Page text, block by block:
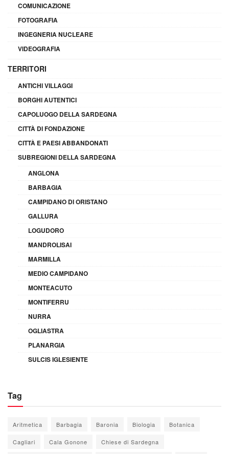
COMUNICAZIONE
FOTOGRAFIA
INGEGNERIA NUCLEARE
VIDEOGRAFIA
TERRITORI
ANTICHI VILLAGGI
BORGHI AUTENTICI
CAPOLUOGO DELLA SARDEGNA
CITTÀ DI FONDAZIONE
CITTÀ E PAESI ABBANDONATI
SUBREGIONI DELLA SARDEGNA
ANGLONA
BARBAGIA
CAMPIDANO DI ORISTANO
GALLURA
LOGUDORO
MANDROLISAI
MARMILLA
MEDIO CAMPIDANO
MONTEACUTO
MONTIFERRU
NURRA
OGLIASTRA
PLANARGIA
SULCIS IGLESIENTE
Tag
Aritmetica Barbagia Baronia Biologia Botanica
Cagliari Cala Gonone Chiese di Sardegna